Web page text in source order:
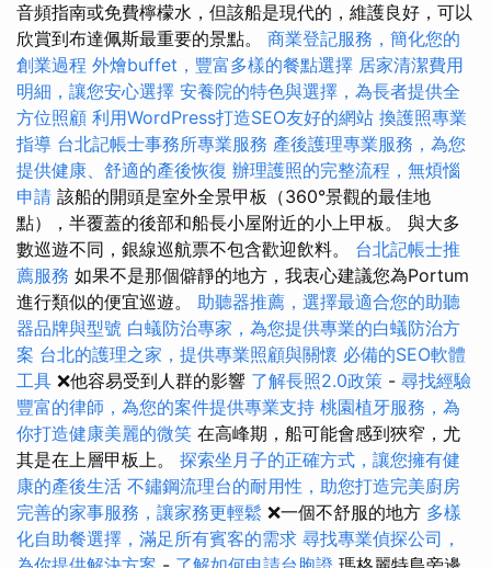
音頻指南或免費檸檬水，但該船是現代的，維護良好，可以
欣賞到布達佩斯最重要的景點。 商業登記服務，簡化您的
創業過程 外燴buffet，豐富多樣的餐點選擇 居家清潔費用
明細，讓您安心選擇 安養院的特色與選擇，為長者提供全
方位照顧 利用WordPress打造SEO友好的網站 換護照專業
指導 台北記帳士事務所專業服務 產後護理專業服務，為您
提供健康、舒適的產後恢復 辦理護照的完整流程，無煩惱
申請 該船的開頭是室外全景甲板（360°景觀的最佳地
點），半覆蓋的後部和船長小屋附近的小上甲板。 與大多
數巡遊不同，銀線巡航票不包含歡迎飲料。 台北記帳士推
薦服務 如果不是那個僻靜的地方，我衷心建議您為Portum
進行類似的便宜巡遊。 助聽器推薦，選擇最適合您的助聽
器品牌與型號 白蟻防治專家，為您提供專業的白蟻防治方
案 台北的護理之家，提供專業照顧與關懷 必備的SEO軟體
工具 ❌他容易受到人群的影響 了解長照2.0政策 - 尋找經驗
豐富的律師，為您的案件提供專業支持 桃園植牙服務，為
你打造健康美麗的微笑 在高峰期，船可能會感到狹窄，尤
其是在上層甲板上。 探索坐月子的正確方式，讓您擁有健
康的產後生活 不鏽鋼流理台的耐用性，助您打造完美廚房
完善的家事服務，讓家務更輕鬆 ❌一個不舒服的地方 多樣
化自助餐選擇，滿足所有賓客的需求 尋找專業偵探公司，